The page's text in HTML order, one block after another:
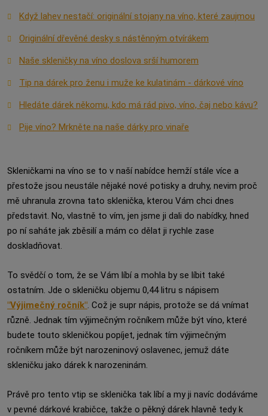
Když lahev nestačí: originální stojany na víno, které zaujmou
Originální dřevěné desky s nástěnným otvírákem
Naše skleničky na víno doslova srší humorem
Tip na dárek pro ženu i muže ke kulatinám - dárkové víno
Hledáte dárek někomu, kdo má rád pivo, víno, čaj nebo kávu?
Pije víno? Mrkněte na naše dárky pro vinaře
Skleničkami na víno se to v naší nabídce hemží stále více a
přestože jsou neustále nějaké nové potisky a druhy, nevim proč
mě uhranula zrovna tato sklenička, kterou Vám chci dnes
představit. No, vlastně to vím, jen jsme ji dali do nabídky, hned
po ní saháte jak zběsilí a mám co dělat ji rychle zase
doskladňovat.
To svědčí o tom, že se Vám líbí a mohla by se líbit také
ostatním. Jde o skleničku objemu 0,44 litru s nápisem
"Výjimečný ročník". Což je supr nápis, protože se dá vnímat
různě. Jednak tím výjimečným ročníkem může být víno, které
budete touto skleničkou popíjet, jednak tím výjimečným
ročníkem může být narozeninový oslavenec, jemuž dáte
skleničku jako dárek k narozeninám.
Právě pro tento vtip se sklenička tak líbí a my ji navíc dodáváme
v pevné dárkové krabičce, takže o pěkný dárek hlavně tedy k